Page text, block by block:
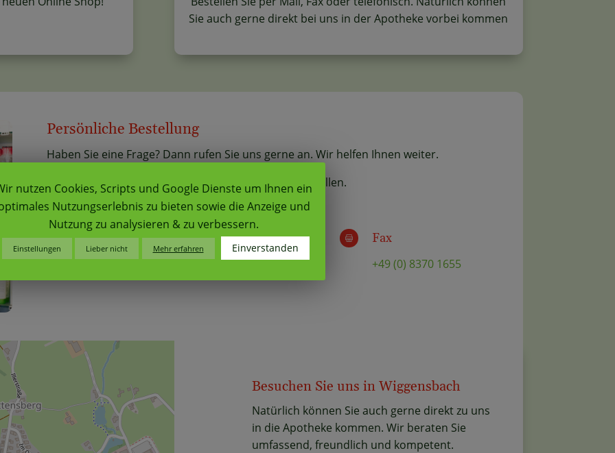
Sie auch gerne direkt bei uns in der Apotheke vorbei kommen
Persönliche Bestellung
Haben Sie eine Frage? Dann rufen Sie uns gerne an. Wir helfen Ihnen weiter.
Alternativ können Sie auch per Mail oder Fax vorbestellen.
 Telefon
+49 (0) 8370 1525
 E-Mail
Mail senden
 Fax
+49 (0) 8370 1655
Besuchen Sie uns in Wiggensbach
Natürlich können Sie auch gerne direkt zu uns
in die Apotheke kommen. Wir beraten Sie
umfassend, freundlich und kompetent.
nutzen Cookies, Scripts und Google Dienste um Ihnen ein
Nutzungserlebnis zu bieten sowie die Anzeige und
Nutzung zu analysieren & zu verbessern.
Einstellungen Lieber nicht Mehr erfahren Einverstanden